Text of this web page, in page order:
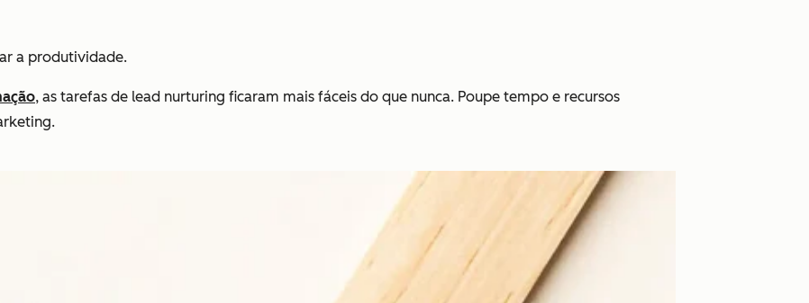
a produtividade.
, as tarefas de lead nurturing ficaram mais fáceis do que nunca. Poupe tempo e recursos